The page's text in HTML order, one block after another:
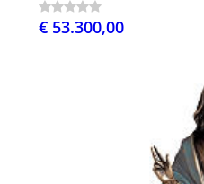
€ 53.300,00